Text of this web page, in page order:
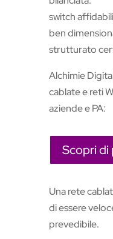
switch
ben
strutturato
Alchimie
cablate e reti
aziende e PA:
Scopri di
Una rete
di essere
prevedibile.